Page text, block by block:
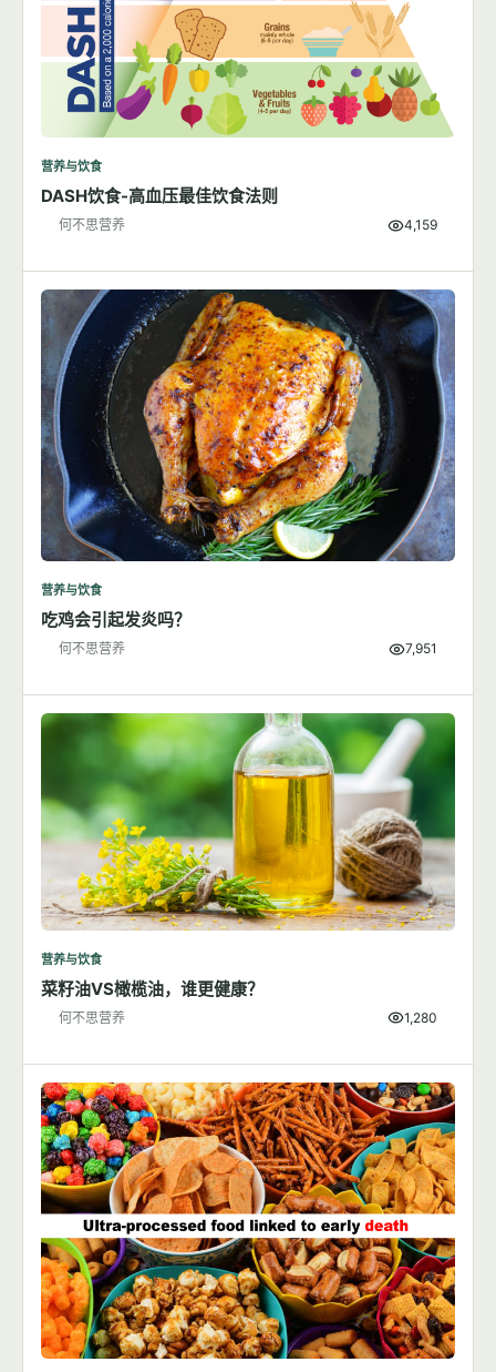
营养与饮食
DASH饮食-高血压最佳饮食法则
何不思营养 4,159
营养与饮食
吃鸡会引起发炎吗？
何不思营养 7,951
营养与饮食
菜籽油VS橄榄油，谁更健康？
何不思营养 1,280